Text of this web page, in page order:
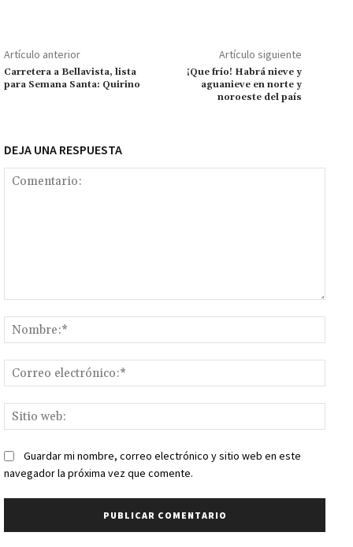
o
k
p
p
ge
r
m Li
n
k
p
ar
Artículo anterior
Carretera a Bellavista, lista
para Semana Santa: Quirino
Artículo siguiente
¡Que frío! Habrá nieve y
aguanieve en norte y
noroeste del país
DEJA UNA RESPUESTA
web:
Guardar mi nombre, correo electrónico y sitio web en este
navegador la próxima vez que comente.